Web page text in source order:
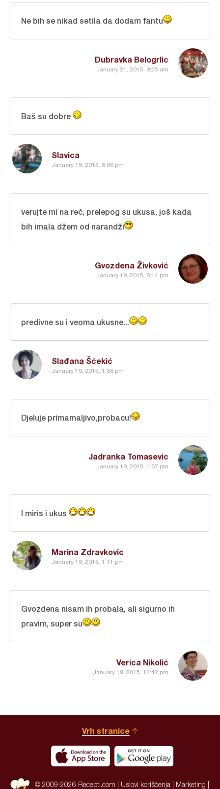
Dubravka Belogrlic
January 21, 2015, 9:25 am
Ne bih se nikad setila da dodam fantu
Slavica
January 19, 2015, 8:06 pm
Baš su dobre
Gvozdena Živković
January 19, 2015, 6:14 pm
verujte mi na reč, prelepog su ukusa, još kada
bih imala džem od narandži
Slađana Šćekić
January 19, 2015, 1:38 pm
predivne su i veoma ukusne...
Jadranka Tomasevic
January 19, 2015, 1:37 pm
Djeluje primamaljivo,probacu!
Marina Zdravkovic
January 19, 2015, 1:11 pm
I miris i ukus
Verica Nikolić
January 19, 2015, 12:42 pm
Gvozdena nisam ih probala, ali sigurno ih
pravim, super su
Vrh stranice
© 2009-2026 Recepti.com | Uslovi korišćenja Marketing